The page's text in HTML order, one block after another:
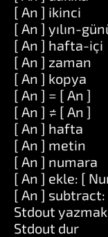
[ An ] ikinci
[ An ] yılın-
[ An ] hafta-içi
[ An ] zaman
[ An ] kopya
[ An ] = [ An ]
[ An ] ≠ [ An ]
[ An ] hafta
[ An ] metin
[ An ] numara
[ An ] ekle: [
[ An ]
Stdout
Stdout dur